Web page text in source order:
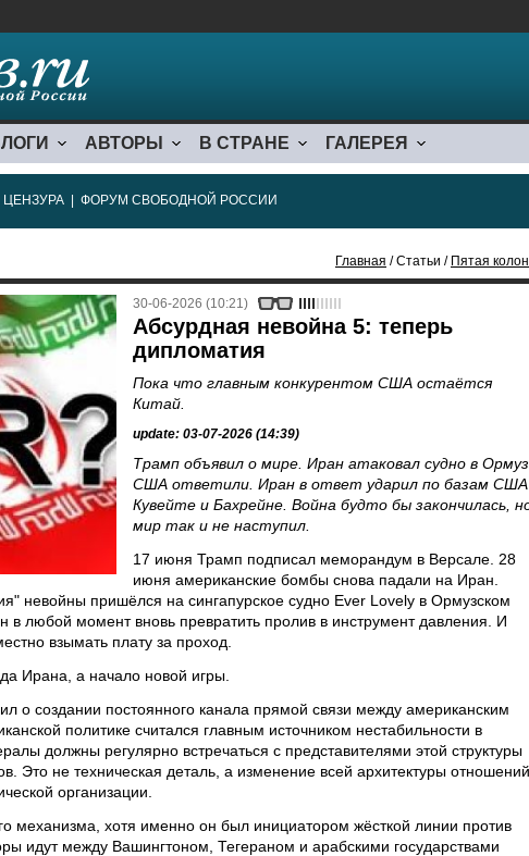
АВТОРЫ В СТРАНЕ ГАЛЕРЕЯ
ЦЕНЗУРА ФОРУМ СВОБОДНОЙ РОССИИ
Главная / Статьи / Пятая
30-06-2026 (10:21)
Абсурдная невойна 5: теперь
дипломатия
Пока что главным конкурентом США остаётся
Китай.
update: 03-07-2026 (14:39)
Трамп объявил о мире. Иран атаковал судно в
США ответили. Иран в ответ ударил по базам США
Кувейте и Бахрейне. Война будто бы закончилась,
мир так и не наступил.
17 июня Трамп подписал меморандум в Версале. 28
июня американские бомбы снова падали на Иран.
невойны пришёлся на сингапурское судно Ever Lovely в Ормузском
в любой момент вновь превратить пролив в инструмент давления. И
взымать плату за проход.
Ирана, а начало новой игры.
о создании постоянного канала прямой связи между американским
политике считался главным источником нестабильности в
должны регулярно встречаться с представителями этой структуры
Это не техническая деталь, а изменение всей архитектуры
организации.
механизма, хотя именно он был инициатором жёсткой линии против
идут между Вашингтоном, Тегераном и арабскими государствами